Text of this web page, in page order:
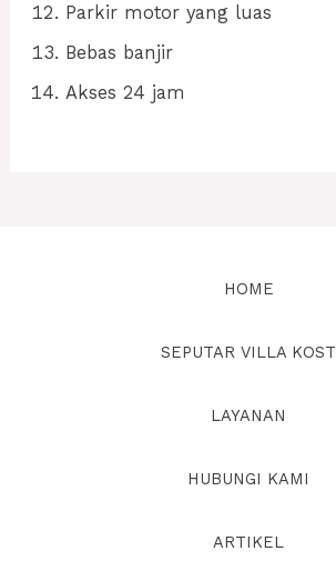
Parkir motor yang luas
Bebas banjir
Akses 24 jam
HOME
SEPUTAR VILLA KOST
LAYANAN
HUBUNGI KAMI
ARTIKEL